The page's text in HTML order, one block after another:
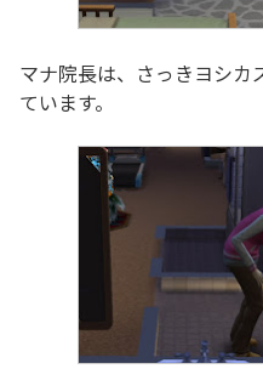
マナ院長は、さっきヨシカ
ています。